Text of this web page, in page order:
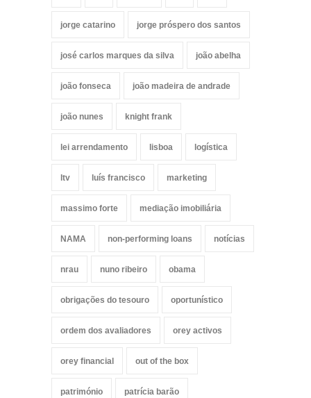
jorge catarino jorge próspero dos santos
josé carlos marques da silva joão abelha
joão fonseca joão madeira de andrade
joão nunes knight frank
lei arrendamento lisboa logística
ltv luís francisco marketing
massimo forte mediação imobiliária
NAMA non-performing loans notícias
nrau nuno ribeiro obama
obrigações do tesouro oportunístico
ordem dos avaliadores orey activos
orey financial out of the box
património patrícia barão